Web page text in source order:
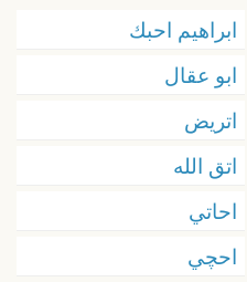
ابراهيم احبك
ابو عقال
اتريض
اتق الله
احاتي
احچي